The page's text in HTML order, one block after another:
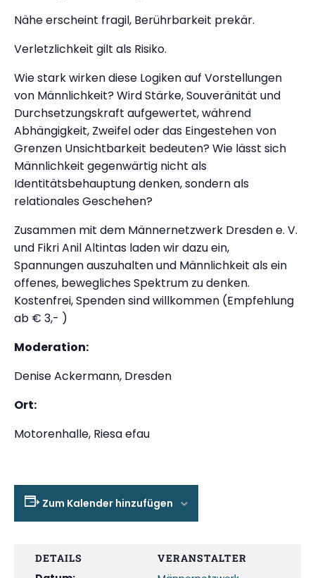
Nähe erscheint fragil, Berührbarkeit prekär.
Verletzlichkeit gilt als Risiko.
Wie stark wirken diese Logiken auf Vorstellungen
von Männlichkeit? Wird Stärke, Souveränität und
Durchsetzungskraft aufgewertet, während
Abhängigkeit, Zweifel oder das Eingestehen von
Grenzen Unsichtbarkeit bedeuten? Wie lässt sich
Männlichkeit gegenwärtig nicht als
Identitätsbehauptung denken, sondern als
relationales Geschehen?
Zusammen mit dem Männernetzwerk Dresden e. V.
und Fikri Anil Altintas laden wir dazu ein,
Spannungen auszuhalten und Männlichkeit als ein
offenes, bewegliches Spektrum zu denken.
Kostenfrei, Spenden sind willkommen (Empfehlung
ab € 3,- )
Moderation:
Denise Ackermann, Dresden
Ort:
Motorenhalle, Riesa efau
Zum Kalender hinzufügen
DETAILS VERANSTALTER